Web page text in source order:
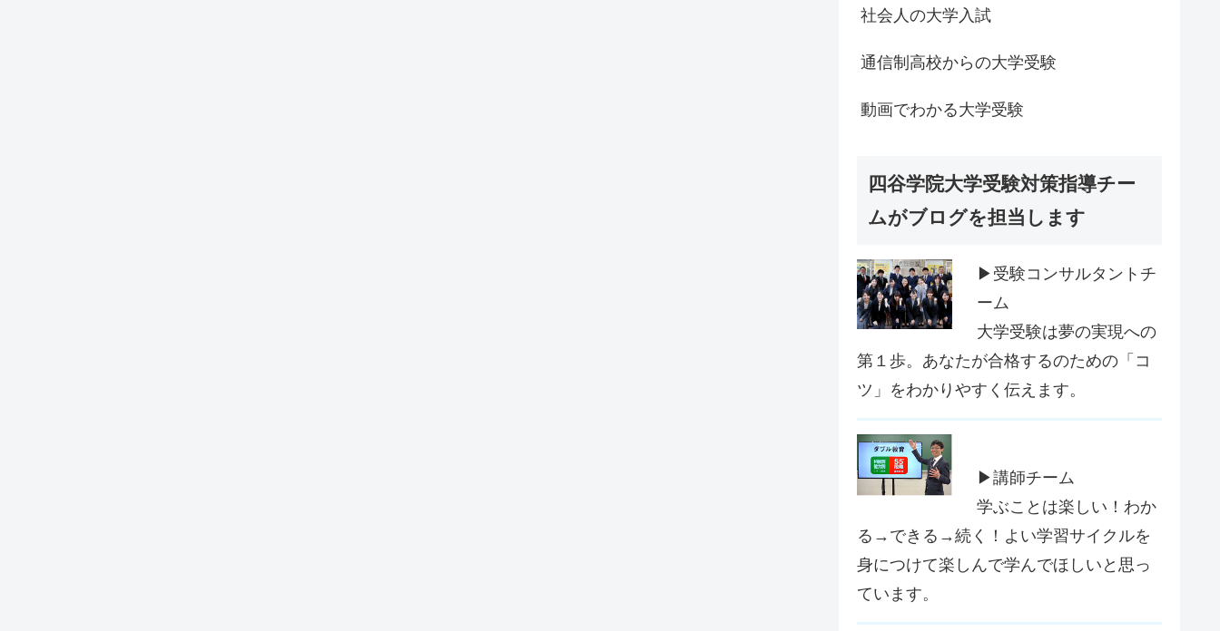
社会人の大学入試
通信制高校からの大学受験
動画でわかる大学受験
四谷学院大学受験対策指導チー
ムがブログを担当します
▶受験コンサルタントチ
ーム
大学受験は夢の実現への
第１歩。あなたが合格するのための「コ
ツ」をわかりやすく伝えます。
▶講師チーム
学ぶことは楽しい！わか
る→できる→続く！よい学習サイクルを
身につけて楽しんで学んでほしいと思っ
ています。